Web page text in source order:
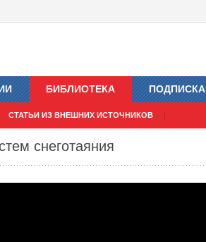
БИБЛИОТЕКА
СТАТЬИ ИЗ ВНЕШНИХ ИСТОЧНИКОВ
ПОДПИСКА
снеготаяния